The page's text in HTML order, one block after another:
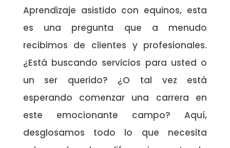
Aprendizaje asistido con equinos, esta
es una pregunta que a menudo
recibimos de clientes y profesionales.
¿Está buscando servicios para usted o
un ser querido? ¿O tal vez está
esperando comenzar una carrera en
este emocionante campo? Aquí,
desglosamos todo lo que necesita